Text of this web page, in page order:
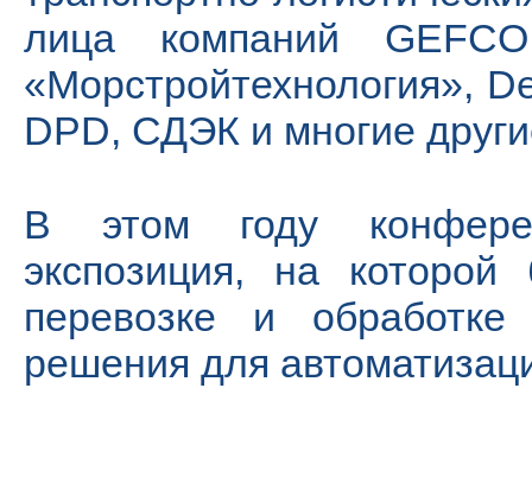
лица компаний GEFCO
«Морстройтехнология»,
DPD, СДЭК и многие
В этом году
экспозиция, на которой
перевозке и
решения для